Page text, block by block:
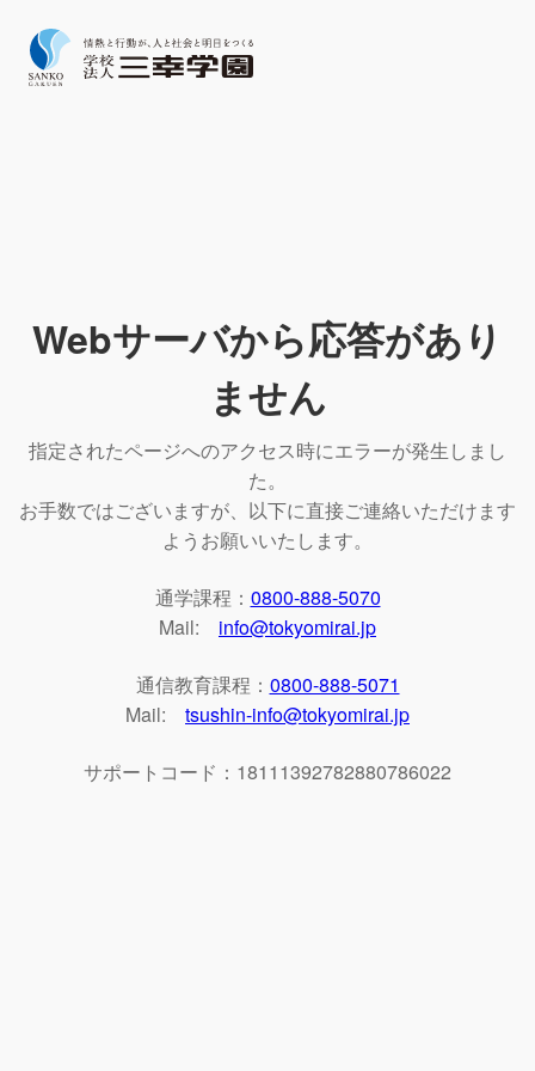
Webサーバから応答があり
ません
指定されたページへのアクセス時にエラーが発生しまし
た。
お手数ではございますが、以下に直接ご連絡いただけます
ようお願いいたします。
通学課程： 0800-888-5070
Mail: info@tokyomirai.jp
通信教育課程： 0800-888-5071
Mail: tsushin-info@tokyomirai.jp
サポートコード：18111392782880786022